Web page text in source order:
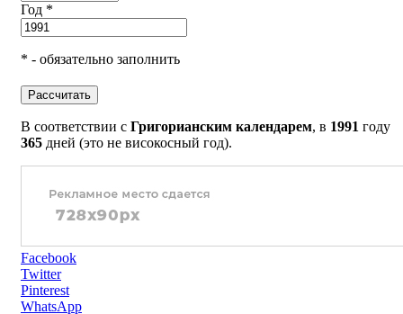
Год *
* - обязательно заполнить
Рассчитать
В соответствии с Григорианским календарем, в 1991 году
365 дней (это не високосный год).
Facebook
Twitter
Pinterest
WhatsApp